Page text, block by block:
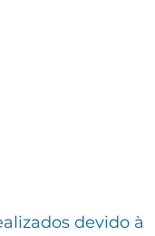
devido à